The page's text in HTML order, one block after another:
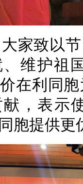
家致以
维护祖
在利同
，表示
胞提供更